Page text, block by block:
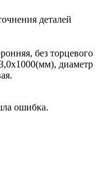
деталей
ошибка.